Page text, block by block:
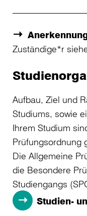
Zuständige*r
Aufbau, Ziel und
Studiums, sowie
Ihrem Studium
Prüfungsordnung
Die Allgemeine
die Besondere
Studiengangs
Studien-